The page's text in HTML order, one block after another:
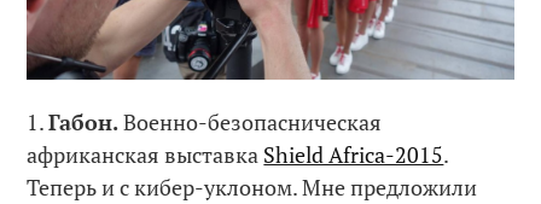
1.Габон.Военно-безопасническая
африканская выставка Shield Africa-2015.
Теперь и с кибер-уклоном. Мне предложили